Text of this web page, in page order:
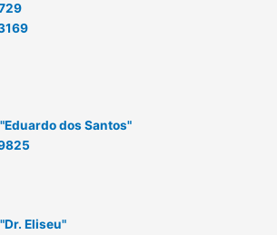
dos Santos"
Eliseu"